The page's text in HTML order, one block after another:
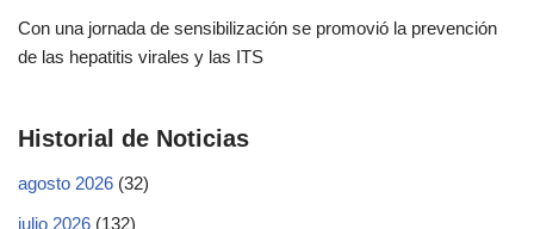
Con una jornada de sensibilización se promovió la prevención
de las hepatitis virales y las ITS
Historial de Noticias
agosto 2026 (32)
julio 2026 (132)